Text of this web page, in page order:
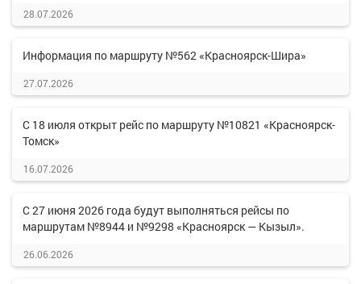
28.07.2026
Информация по маршруту №562 «Красноярск-Шира»
27.07.2026
С 18 июля открыт рейс по маршруту №10821 «Красноярск-
Томск»
16.07.2026
С 27 июня 2026 года будут выполняться рейсы по
маршрутам №8944 и №9298 «Красноярск — Кызыл».
26.06.2026